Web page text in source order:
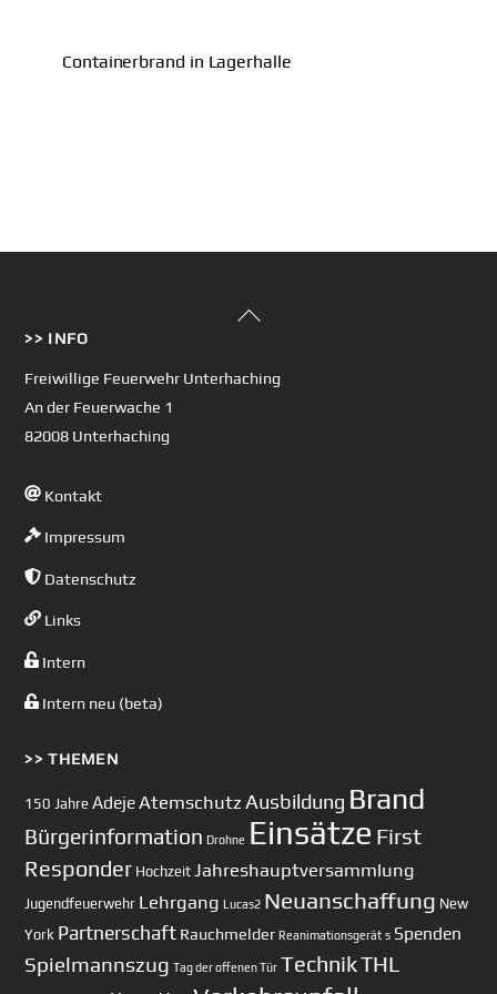
Containerbrand in Lagerhalle
Back
>> INFO
Freiwillige Feuerwehr Unterhaching
An der Feuerwache 1
82008 Unterhaching
Kontakt
Impressum
Datenschutz
Links
Intern
Intern neu (beta)
>> THEMEN
150 Jahre AdejeAtemschutz Ausbildung Brand
Bürgerinformation Drohne Einsätze First
Responder Hochzeit Jahreshauptversammlung
Jugendfeuerwehr Lehrgang Lucas2 Neuanschaffung New
York Partnerschaft Rauchmelder Reanimationsgerät s Spenden
Spielmannszug Tag der offenen Tür TechnikTHL